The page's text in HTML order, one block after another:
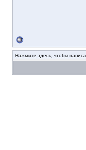
Нажмите здесь, чтобы